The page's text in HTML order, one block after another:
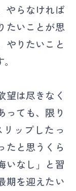
やらなければ
たいことが思
やりたいこと
望は尽きなく
っても、限り
ップしたっ
たと思うくら
いなし」と習
期を迎えたい